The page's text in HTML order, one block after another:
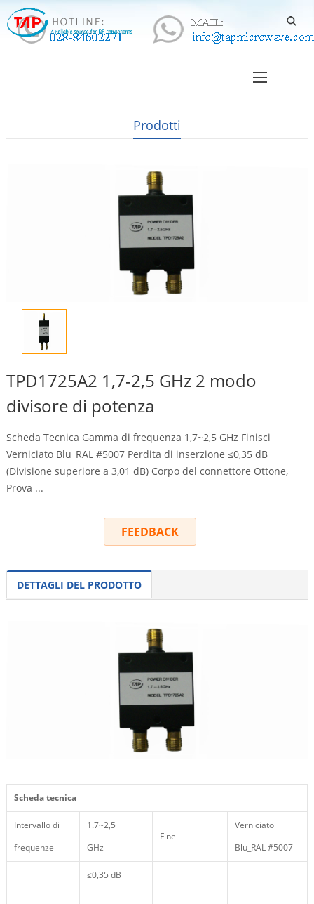
Prodotti
TPD1725A2 1,7-2,5 GHz 2 modo
divisore di potenza
Scheda Tecnica Gamma di frequenza 1,7~2,5 GHz Finisci
Verniciato Blu_RAL #5007 Perdita di inserzione ≤0,35 dB
(Divisione superiore a 3,01 dB) Corpo del connettore Ottone,
Prova ...
FEEDBACK
DETTAGLI DEL PRODOTTO
Scheda tecnica
Intervallo di
frequenze
1.7~2,5
GHz
Fine
Verniciato
Blu_RAL #5007
≤0,35 dB